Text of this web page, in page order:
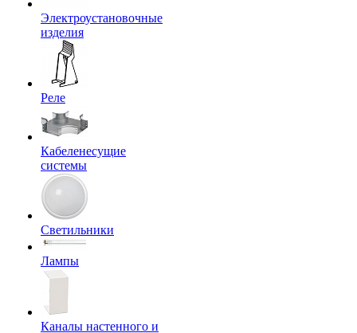
Электроустановочные
изделия
Реле
Кабеленесущие
системы
Светильники
Лампы
Каналы настенного и